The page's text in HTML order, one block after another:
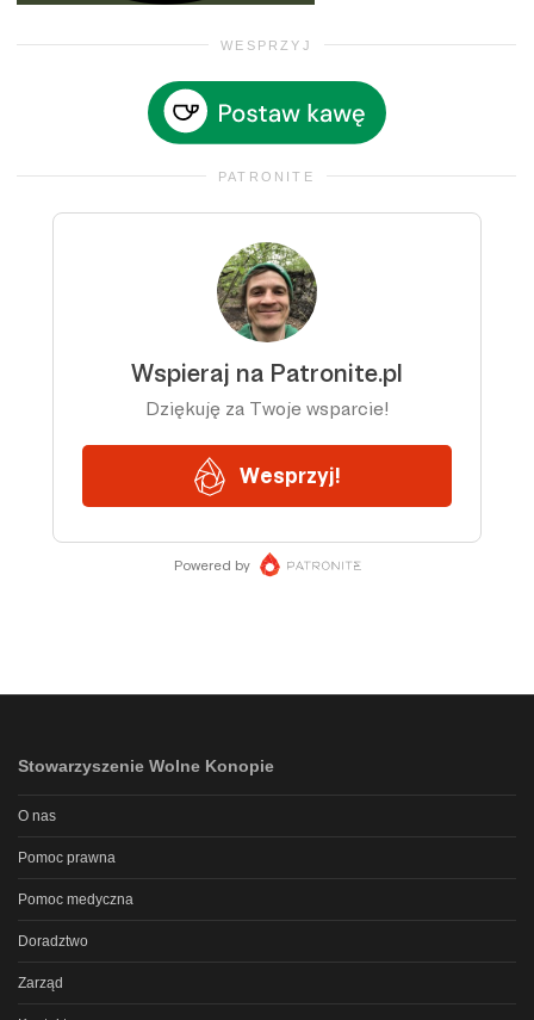
WESPRZYJ
PATRONITE
Stowarzyszenie Wolne Konopie
O nas
Pomoc prawna
Pomoc medyczna
Doradztwo
Zarząd